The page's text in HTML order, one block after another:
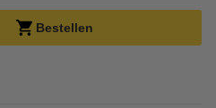
Bestellen